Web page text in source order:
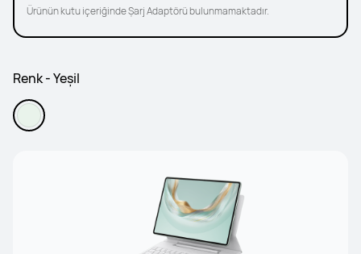
Ürünün kutu içeriğinde Şarj Adaptörü bulunmamaktadır.
Renk - Yeşil